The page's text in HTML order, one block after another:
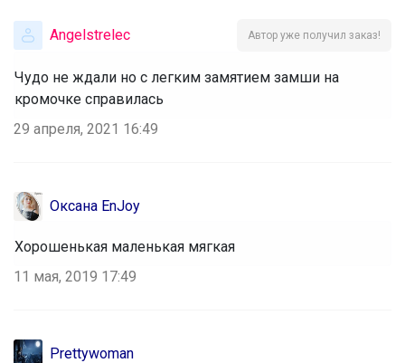
Angelstrelec Автор уже получил заказ!
Чудо не ждали но с легким замятием замши на
кромочке справилась
29 апреля, 2021 16:49
Оксана EnJoy
Хорошенькая маленькая мягкая
11 мая, 2019 17:49
Prettywoman